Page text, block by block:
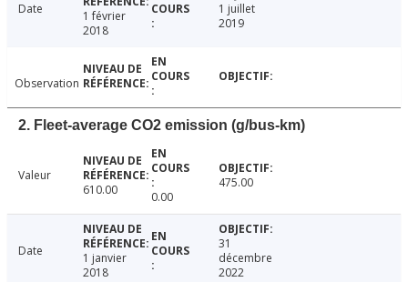
Date
1 février
2018
1 juillet
2019
Observation
2. Fleet-average CO2 emission (g/bus-km)
Valeur
610.00
0.00
475.00
Date
1 janvier
2018
31
décembre
2022